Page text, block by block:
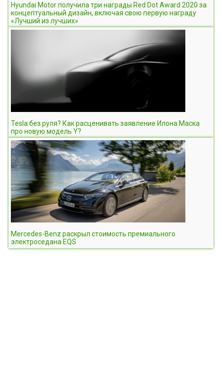
Hyundai Motor получила три награды Red Dot Award 2020 за
концептуальный дизайн, включая свою первую награду
«Лучший из лучших»
Tesla без руля? Как расценивать заявление Илона Маска
про новую модель Y?
Mercedes-Benz раскрыл стоимость премиального
электроседана EQS